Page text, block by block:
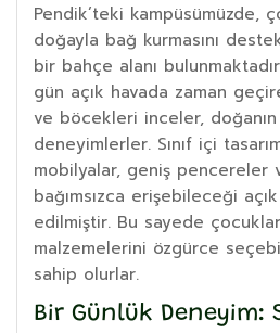
Pendik’teki kampüsümüzde,
doğayla bağ kurmasını
bir bahçe alanı
gün açık havada zaman
ve böcekleri inceler,
deneyimlerler. Sınıf içi
mobilyalar, geniş pencereler
bağımsızca erişebileceği
edilmiştir. Bu sayede
malzemelerini özgürce
sahip olurlar.
Bir Günlük Deneyim: